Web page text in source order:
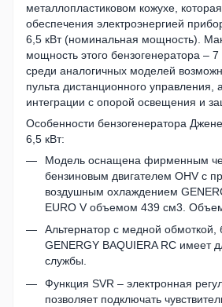
металлопластиковом кожухе,
обеспечения электроэнергией
6,5 кВт (номинальная мощность).
мощность этого бензогенератора –
среди аналогичных моделей
пульта дистанционного управления,
интеграции с опорой освещения и
Особенности бензогенератора
6,5 кВт:
Модель оснащена фирменным
бензиновым двигателем OHV с
воздушным охлаждением
EURO V объемом 439 см3.
Альтернатор с медной обмоткой,
GENERGY BAQUIERA RC имеет
службы.
Функция SVR – электронная
позволяет подключать